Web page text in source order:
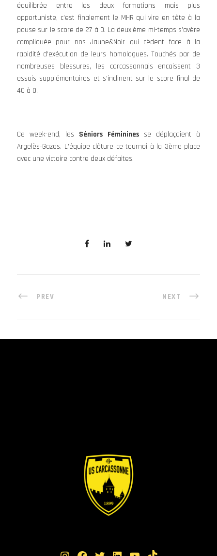
équilibrée entre les deux formations mais plus
opportuniste, c’est finalement le MHR qui vire en tête à la
pause sur le score de 27 à 0. La deuxième mi-temps s’avère
compliquée pour nos Jaune&Noir qui cèdent face à la
rapidité d’exécution de leurs homologues. Touchés par de
nombreuses blessures, les carcassonnais encaissent 3
essais supplémentaires et s’inclinent sur le score final de
40 à 0.
Ce week-end, les Séniors Fémininesse déplaçaient à
Argelès-Gazos. L’équipe clôture ce tournoi à la 3ème place
avec une victoire contre deux défaites.
PREV NEXT